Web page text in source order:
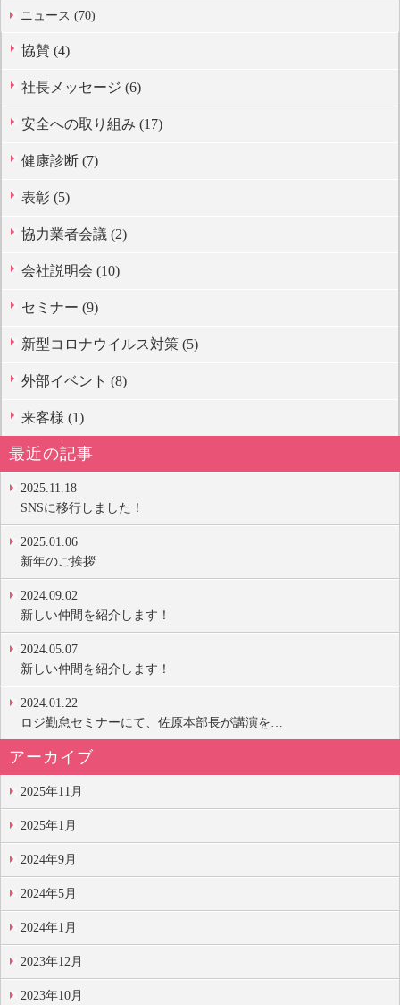
ニュース (70)
協賛 (4)
社長メッセージ (6)
安全への取り組み (17)
健康診断 (7)
表彰 (5)
協力業者会議 (2)
会社説明会 (10)
セミナー (9)
新型コロナウイルス対策 (5)
外部イベント (8)
来客様 (1)
最近の記事
2025.11.18
SNSに移行しました！
2025.01.06
新年のご挨拶
2024.09.02
新しい仲間を紹介します！
2024.05.07
新しい仲間を紹介します！
2024.01.22
ロジ勤怠セミナーにて、佐原本部長が講演を…
アーカイブ
2025年11月
2025年1月
2024年9月
2024年5月
2024年1月
2023年12月
2023年10月